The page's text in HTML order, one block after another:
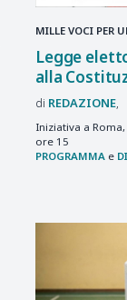
MILLE VOCI PER
Legge
alla
REDAZIONE
Iniziativa a
ore 15
PROGRAMMA e